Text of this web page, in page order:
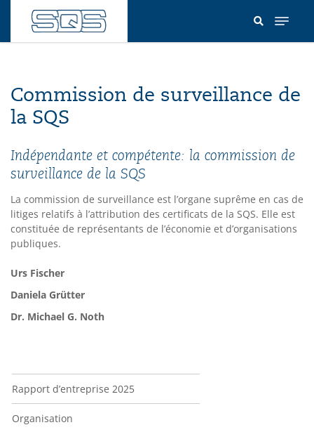
contenu
Commission de surveillance de
la SQS
Indépendante et compétente: la commission de
surveillance de la SQS
La commission de surveillance est l’organe suprême en cas de
litiges relatifs à l’attribution des certificats de la SQS. Elle est
constituée de représentants de l’économie et d’organisations
publiques.
Urs Fischer
Daniela Grütter
Dr. Michael G. Noth
Navigation Über uns
Rapport d’entreprise 2025
Organisation